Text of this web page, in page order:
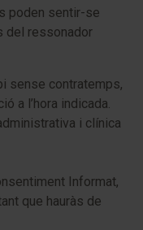
poden sentir-se
del ressonador
sense contratemps,
a l’hora indicada.
i clínica
Informat,
que hauràs de